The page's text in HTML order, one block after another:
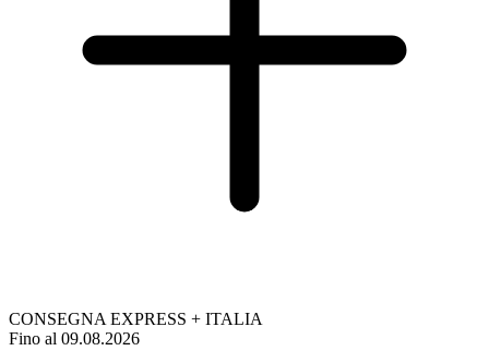
CONSEGNA EXPRESS + ITALIA
Fino al 09.08.2026